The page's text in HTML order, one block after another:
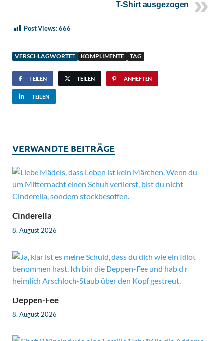
T-Shirt ausgezogen
Post Views:666
VERSCHLAGWORTET KOMPLIMENTE TAG
TEILEN TEILEN ANHEFTEN
TEILEN
VERWANDTE BEITRÄGE
Cinderella
8. August 2026
Deppen-Fee
8. August 2026